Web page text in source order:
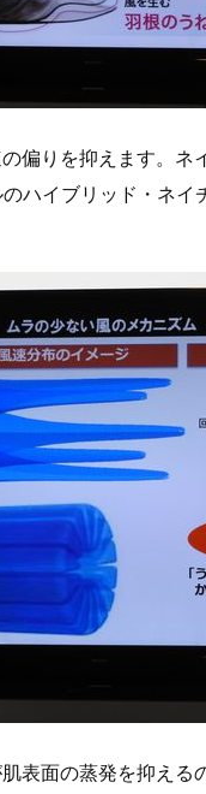
偏りを抑えます。
ハイブリッド・ネ
表面の蒸発を抑え